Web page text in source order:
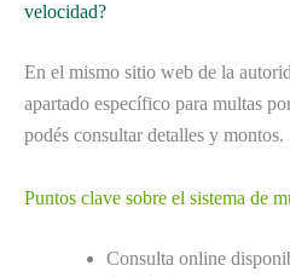
velocidad?
En el mismo sitio web de la
apartado específico para multas
podés consultar detalles y montos.
Puntos clave sobre el sistema de
Consulta online